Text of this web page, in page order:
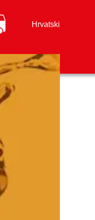
Hrvatski